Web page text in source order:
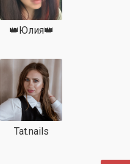
👑Юлия👑
Tat.nails